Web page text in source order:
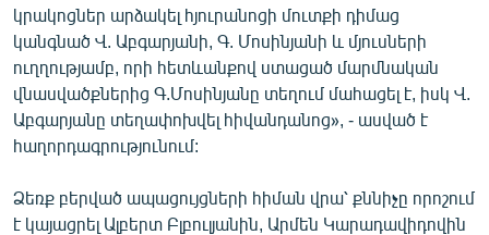
կրակոցներ արձակել հյուրանոցի մուտքի դիմաց
կանգնած Վ. Աբգարյանի, Գ. Մոսինյանի և մյուսների
ուղղությամբ, որի հետևանքով ստացած մարմնական
վնասվածքներից Գ.Մոսինյանը տեղում մահացել է, իսկ Վ.
Աբգարյանը տեղափոխվել հիվանդանոց», - ասված է
հաղորդագրությունում:
Ձեռք բերված ապացույցների հիման վրա՝ քննիչը որոշում
է կայացրել Ալբերտ Բլբուլյանին, Արմեն Կարադավիդովին